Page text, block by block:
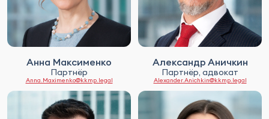
Анна Максименко
Партнёр
Anna.Maximenko@kkmp.legal
Александр Аничкин
Партнёр, адвокат
Alexander.Anichkin@kkmp.legal